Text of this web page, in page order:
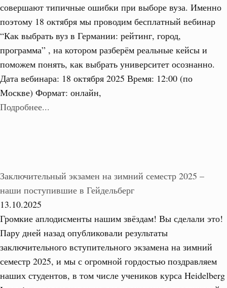
совершают типичные ошибки при выборе вуза. Именно
поэтому 18 октября мы проводим бесплатный вебинар
“Как выбрать вуз в Германии: рейтинг, город,
программа” , на котором разберём реальные кейсы и
поможем понять, как выбрать университет осознанно.
Дата вебинара: 18 октября 2025 Время: 12:00 (по
Москве) Формат: онлайн,
Подробнее...
Заключительный экзамен на зимний семестр 2025 –
наши поступившие в Гейдельберг
13.10.2025
Громкие аплодисменты нашим звёздам! Вы сделали это!
Пару дней назад опубликовали результаты
заключительного вступительного экзамена на зимний
семестр 2025, и мы с огромной гордостью поздравляем
наших студентов, в том числе учеников курса Heidelberg